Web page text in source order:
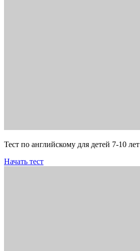
Тест по английскому для детей 7-10 лет
Начать тест